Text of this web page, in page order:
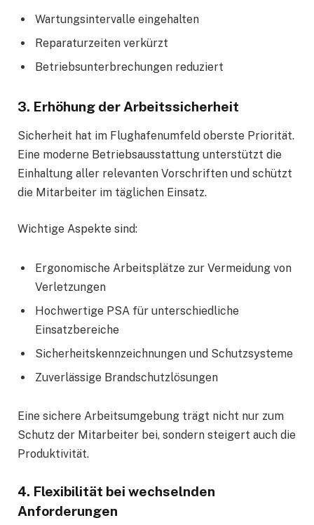
Wartungsintervalle eingehalten
Reparaturzeiten verkürzt
Betriebsunterbrechungen reduziert
3. Erhöhung der Arbeitssicherheit
Sicherheit hat im Flughafenumfeld oberste Priorität.
Eine moderne Betriebsausstattung unterstützt die
Einhaltung aller relevanten Vorschriften und schützt
die Mitarbeiter im täglichen Einsatz.
Wichtige Aspekte sind:
Ergonomische Arbeitsplätze zur Vermeidung von
Verletzungen
Hochwertige PSA für unterschiedliche
Einsatzbereiche
Sicherheitskennzeichnungen und Schutzsysteme
Zuverlässige Brandschutzlösungen
Eine sichere Arbeitsumgebung trägt nicht nur zum
Schutz der Mitarbeiter bei, sondern steigert auch die
Produktivität.
4. Flexibilität bei wechselnden
Anforderungen